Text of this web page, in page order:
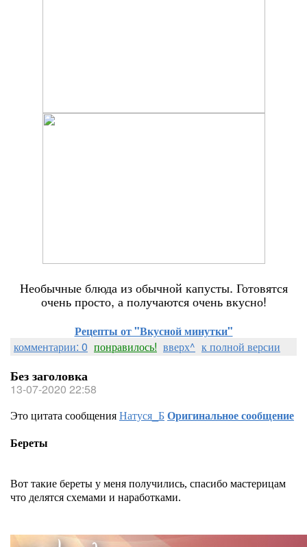
Необычные блюда из обычной капусты. Готовятся
очень просто, а получаются очень вкусно!
Рецепты от "Вкусной минутки"
комментарии: 0 понравилось! вверх^ к полной версии
Без заголовка
13-07-2020 22:58
Это цитата сообщенияНатуся_БОригинальное сообщение
Береты
Вот такие береты у меня получились, спасибо мастерицам
что делятся схемами и наработками.